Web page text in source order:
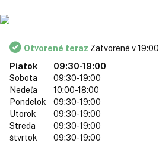
Otvorené teraz Zatvorené v 19:00
Piatok
09:30-19:00
Sobota
09:30-19:00
Nedeľa
10:00-18:00
Pondelok
09:30-19:00
Utorok
09:30-19:00
Streda
09:30-19:00
štvrtok
09:30-19:00